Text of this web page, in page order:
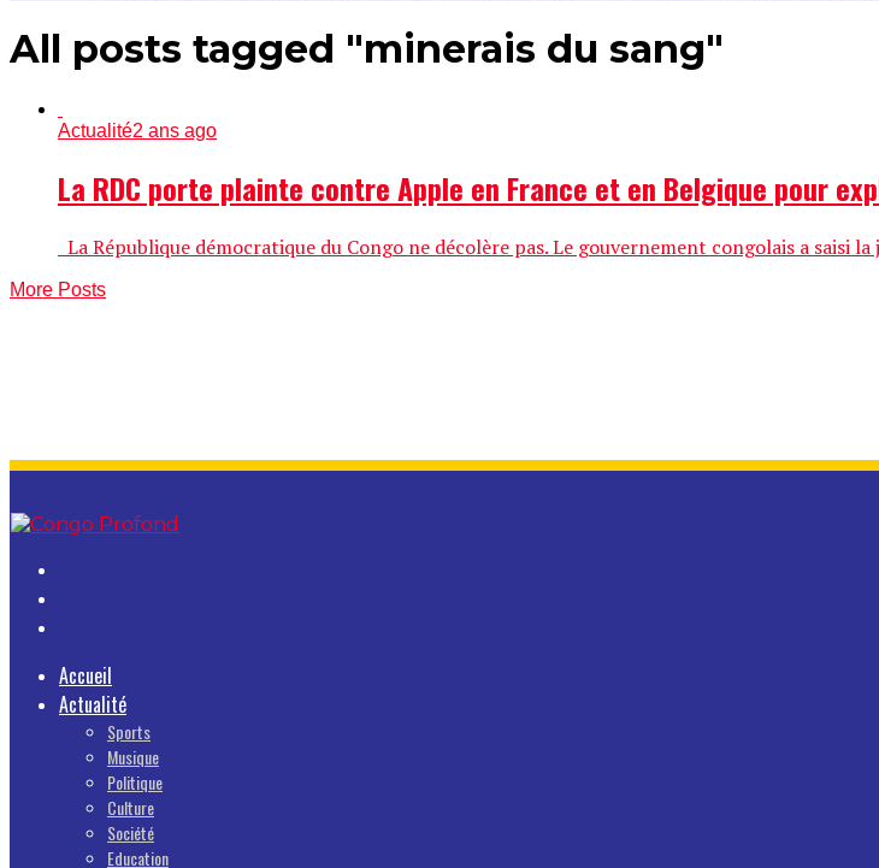
All posts tagged "minerais du sang"
Actualité2 ans ago
La RDC porte plainte contre Apple en France et en Belgique pour
La République démocratique du Congo ne décolère pas. Le gouvernement congolais a
More Posts
Accueil
Actualité
Sports
Musique
Politique
Culture
Société
Education